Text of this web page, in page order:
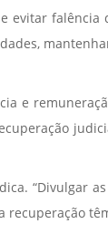
falência
e
“Divulgar